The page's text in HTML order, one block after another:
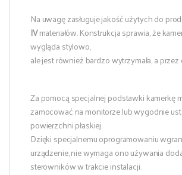
Na uwagę zasługuje jakość użytych do
IVmateriałów. Konstrukcja sprawia, że
wygląda stylowo,
ale jest również bardzo wytrzymała, a
Za pomocą specjalnej podstawki kamerkę
zamocować na monitorze lub wygodnie
powierzchni płaskiej.
Dzięki specjalnemu oprogramowaniu
urządzenie, nie wymaga ono używania
sterowników w trakcie instalacji.